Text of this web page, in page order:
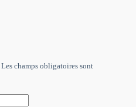
Les champs obligatoires sont